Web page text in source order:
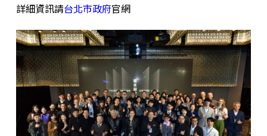
詳細資訊請台北市政府官網